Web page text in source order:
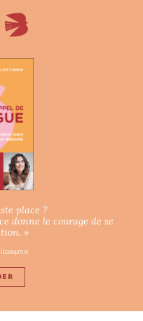
place ?
donne le courage de se
»